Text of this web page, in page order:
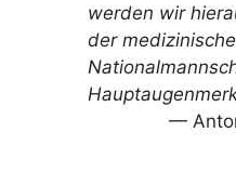
werden wir
der